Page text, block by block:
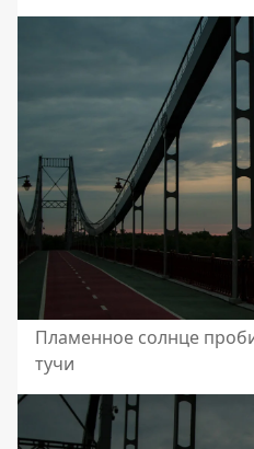
Пламенное солнце
тучи